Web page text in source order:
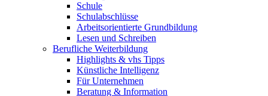
Schule
Schulabschlüsse
Arbeitsorientierte Grundbildung
Lesen und Schreiben
Berufliche Weiterbildung
Highlights & vhs Tipps
Künstliche Intelligenz
Für Unternehmen
Beratung & Information